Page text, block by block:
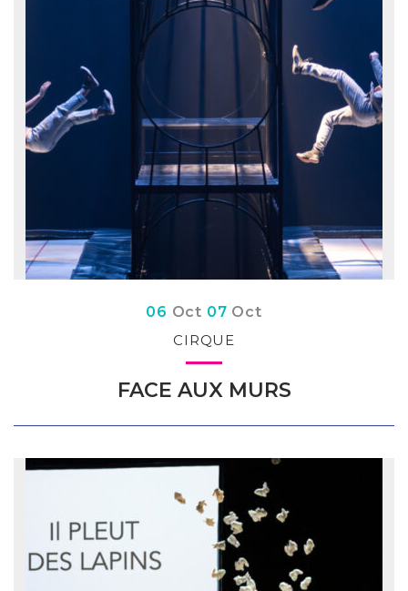
Du
06 Oct obre
au
07 Octobre
CIRQUE
FACE AUX MURS